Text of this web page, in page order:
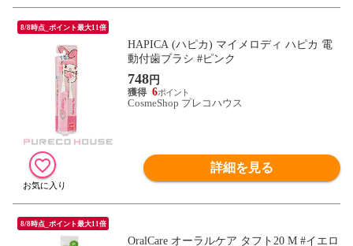
8/8時点_ポイント最大11倍
HAPICA (ハピカ) マイメロディ ハピカ 電
動付歯ブラシ #ピンク
748円
6
CosmeShop プレコハウス
詳細を見る
8/8時点_ポイント最大11倍
OralCare オーラルケア タフト20 M #イエロ